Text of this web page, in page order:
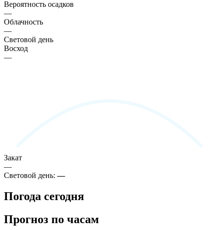
Вероятность осадков
—
Облачность
—
Световой день
Восход
—
Закат
—
Световой день:—
Погода сегодня
Прогноз по часам